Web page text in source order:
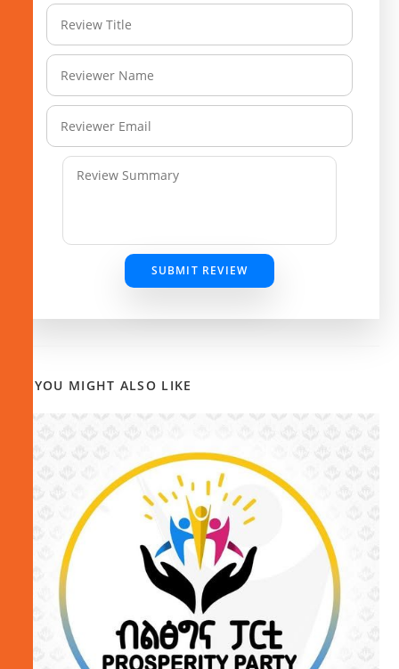
SUBMIT REVIEW
YOU MIGHT ALSO LIKE